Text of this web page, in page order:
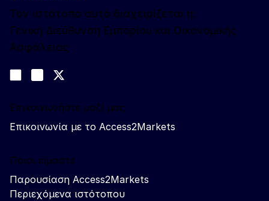
Τον ιστότοπο αυτό διαχειρίζεται η:
Γενική Διεύθυνση Εμπορίου και Οικονομικής
Ασφάλειας
Join us on LinkedIn
Trade-Off podcast
Επικοινωνήστε μαζί μας
Επικοινωνία με το Access2Markets
Ποιοι είμαστε
Παρουσίαση Access2Markets
Περιεχόμενα ιστότοπου